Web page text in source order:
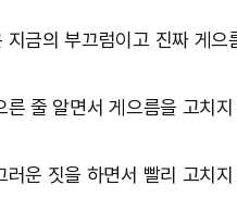
지금의 부끄럼이고 진짜 게으
른 줄 알면서 게으름을 고치
러운 짓을 하면서 빨리 고치